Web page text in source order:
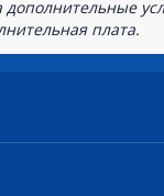
дополнительные
плата.